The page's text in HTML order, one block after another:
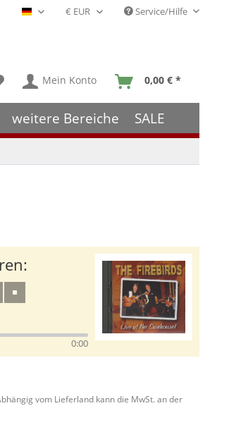
Deutsch - DE Service/Hilfe
Mein Konto 0,00 € *
weitere Bereiche SALE
0:00
vom Lieferland kann die MwSt. an der